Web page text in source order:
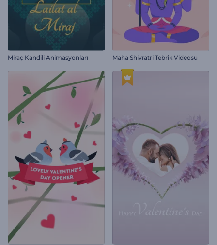
Miraç Kandili Animasyonları Maha Shivratri Tebrik Videosu